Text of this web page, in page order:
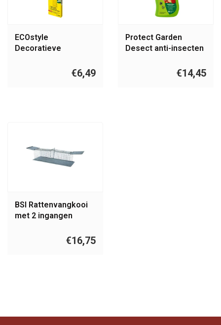
ECOstyle
Decoratieve
€6,49
Protect Garden
Desect anti-insecten
€14,45
BSI Rattenvangkooi
met 2 ingangen
€16,75